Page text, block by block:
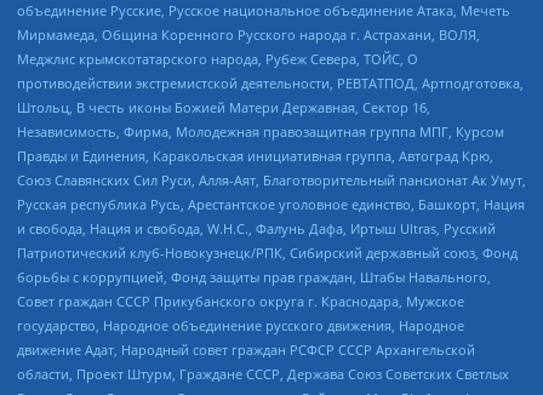
объединение Русские, Русское национальное объединение Атака, Мечеть
Мирмамеда, Община Коренного Русского народа г. Астрахани, ВОЛЯ,
Меджлис крымскотатарского народа, Рубеж Севера, ТОЙС, О
противодействии экстремистской деятельности, РЕВТАТПОД, Артподготовка,
Штольц, В честь иконы Божией Матери Державная, Сектор 16,
Независимость, Фирма, Молодежная правозащитная группа МПГ, Курсом
Правды и Единения, Каракольская инициативная группа, Автоград Крю,
Союз Славянских Сил Руси, Алля-Аят, Благотворительный пансионат Ак Умут,
Русская республика Русь, Арестантское уголовное единство, Башкорт, Нация
и свобода, Нация и свобода, W.H.С., Фалунь Дафа, Иртыш Ultras, Русский
Патриотический клуб-Новокузнецк/РПК, Сибирский державный союз, Фонд
борьбы с коррупцией, Фонд защиты прав граждан, Штабы Навального,
Совет граждан СССР Прикубанского округа г. Краснодара, Мужское
государство, Народное объединение русского движения, Народное
движение Адат, Народный совет граждан РСФСР СССР Архангельской
области, Проект Штурм, Граждане СССР, Держава Союз Советских Светлых